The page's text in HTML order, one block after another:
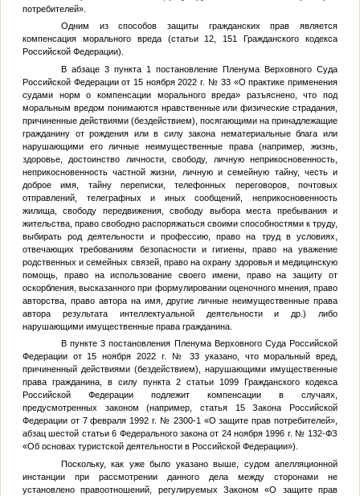
потребителей».
Одним из способов защиты гражданских прав является
компенсация морального вреда (статьи 12, 151 Гражданского кодекса
Российской Федерации).
В абзаце 3 пункта 1 постановление Пленума Верховного Суда
Российской Федерации от 15 ноября 2022 г. № 33 «О практике применения
судами норм о компенсации морального вреда» разъяснено, что под
моральным вредом понимаются нравственные или физические страдания,
причиненные действиями (бездействием), посягающими на принадлежащие
гражданину от рождения или в силу закона нематериальные блага или
нарушающими его личные неимущественные права (например, жизнь,
здоровье, достоинство личности, свободу, личную неприкосновенность,
неприкосновенность частной жизни, личную и семейную тайну, честь и
доброе имя, тайну переписки, телефонных переговоров, почтовых
отправлений, телеграфных и иных сообщений, неприкосновенность
жилища, свободу передвижения, свободу выбора места пребывания и
жительства, право свободно распоряжаться своими способностями к труду,
выбирать род деятельности и профессию, право на труд в условиях,
отвечающих требованиям безопасности и гигиены, право на уважение
родственных и семейных связей, право на охрану здоровья и медицинскую
помощь, право на использование своего имени, право на защиту от
оскорбления, высказанного при формулировании оценочного мнения, право
авторства, право автора на имя, другие личные неимущественные права
автора результата интеллектуальной деятельности и др.) либо
нарушающими имущественные права гражданина.
В пункте 3 постановления Пленума Верховного Суда Российской
Федерации от 15 ноября 2022 г. № 33 указано, что моральный вред,
причиненный действиями (бездействием), нарушающими имущественные
права гражданина, в силу пункта 2 статьи 1099 Гражданского кодекса
Российской Федерации подлежит компенсации в случаях,
предусмотренных законом (например, статья 15 Закона Российской
Федерации от 7 февраля 1992 г. № 2300-1 «О защите прав потребителей»,
абзац шестой статьи 6 Федерального закона от 24 ноября 1996 г. № 132-ФЗ
«Об основах туристской деятельности в Российской Федерации»).
Поскольку, как уже было указано выше, судом апелляционной
инстанции при рассмотрении данного дела между сторонами не
установлено правоотношений, регулируемых Законом «О защите прав